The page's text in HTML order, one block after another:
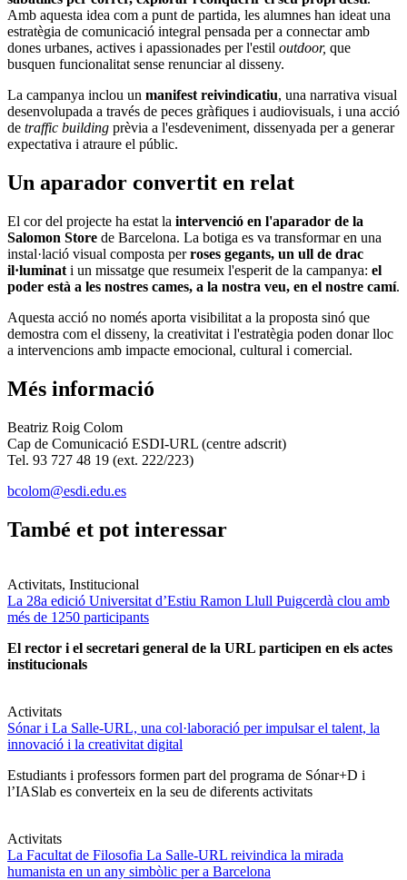
Amb aquesta idea com a punt de partida, les alumnes han ideat una
estratègia de comunicació integral pensada per a connectar amb
dones urbanes, actives i apassionades per l'estil outdoor, que
busquen funcionalitat sense renunciar al disseny.
La campanya inclou un manifest reivindicatiu, una narrativa visual
desenvolupada a través de peces gràfiques i audiovisuals, i una acció
de traffic building prèvia a l'esdeveniment, dissenyada per a generar
expectativa i atraure el públic.
Un aparador convertit en relat
El cor del projecte ha estat la intervenció en l'aparador de la
Salomon Store de Barcelona. La botiga es va transformar en una
instal·lació visual composta perroses gegants, un ull de drac
il·luminat i un missatge que resumeix l'esperit de la campanya: el
poder està a les nostres cames, a la nostra veu, en el nostre camí.
Aquesta acció no només aporta visibilitat a la proposta sinó que
demostra com el disseny, la creativitat i l'estratègia poden donar lloc
a intervencions amb impacte emocional, cultural i comercial.
Més informació
Beatriz Roig Colom
Cap de Comunicació ESDI-URL (centre adscrit)
Tel. 93 727 48 19 (ext. 222/223)
bcolom@esdi.edu.es
També et pot interessar
Activitats, Institucional
La 28a edició Universitat d’Estiu Ramon Llull Puigcerdà clou amb
més de 1250 participants
El rector i el secretari general de la URL participen en els actes
institucionals
Activitats
Sónar i La Salle-URL, una col·laboració per impulsar el talent, la
innovació i la creativitat digital
Estudiants i professors formen part del programa de Sónar+D i
l’IASlab es converteix en la seu de diferents activitats
Activitats
La Facultat de Filosofia La Salle-URL reivindica la mirada
humanista en un any simbòlic per a Barcelona